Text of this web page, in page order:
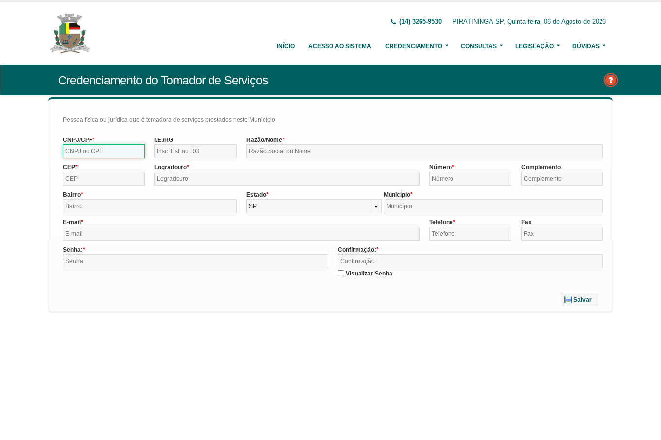
(14) 3265-9530 PIRATININGA-SP, Quinta-feira, 06 de Agosto de 2026
INÍCIO ACESSO AO SISTEMA CREDENCIAMENTO CONSULTAS LEGISLAÇÃO DÚVIDAS
Credenciamento do Tomador de Serviços
Pessoa física ou jurídica que é tomadora de serviços prestados neste Município
CNPJ/CPF I.E./RG Razão/Nome
CEP Logradouro Número Complemento
Bairro
Estado
SP
Município
E-mail Telefone Fax
Senha: Confirmação:
Visualizar Senha
Salvar